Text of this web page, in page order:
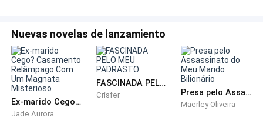
Nuevas novelas de lanzamiento
Ex-marido Cego? Casamento Relâmpago Com Um Magnata Misterioso
Jade Aurora
FASCINADA PELO MEU PADRASTO
Crisfer Presa pelo Assassinato do Meu Marido Bilionário
Maerley Oliveira